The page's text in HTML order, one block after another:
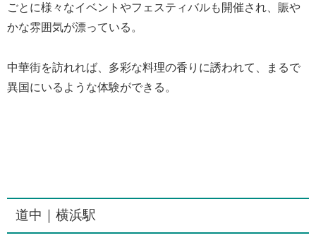
ごとに様々なイベントやフェスティバルも開催され、賑や
かな雰囲気が漂っている。
中華街を訪れれば、多彩な料理の香りに誘われて、まるで
異国にいるような体験ができる。
道中｜横浜駅